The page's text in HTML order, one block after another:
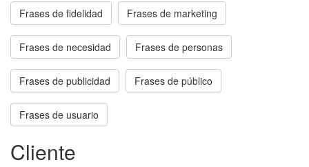
Frases de fidelidad Frases de marketing
Frases de necesidad Frases de personas
Frases de publicidad Frases de público
Frases de usuario
Cliente